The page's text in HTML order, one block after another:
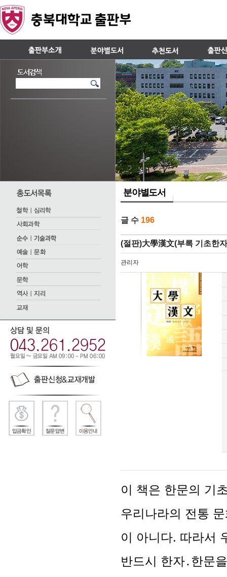
분야별도서
글 수 196
(절판)大學漢文(부록 기초한
관리자
이 책은 한문의 기
우리나라의 전통
이 아니다. 따라서
반드시 한자․한문